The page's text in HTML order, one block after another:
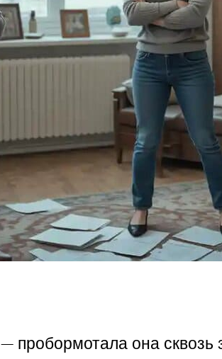
— пробормотала она сквозь